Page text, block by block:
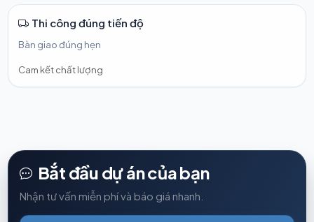
Thi công đúng tiến độ
Bàn giao đúng hẹn
Cam kết chất lượng
Bắt đầu dự án của bạn
Nhận tư vấn miễn phí và báo giá nhanh.